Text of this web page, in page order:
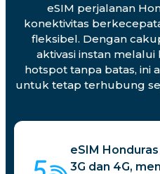
eSIM perjalanan
konektivitas
fleksibel. Dengan
aktivasi instan
hotspot tanpa batas, ini
untuk tetap terhubung
eSIM
3G dan 4G,